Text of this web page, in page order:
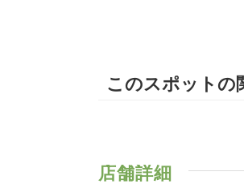
このスポットの
店舗詳細